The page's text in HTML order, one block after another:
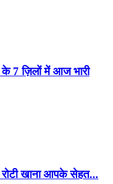
7 ज़िलों में आज भारी
खाना आपके सेहत...